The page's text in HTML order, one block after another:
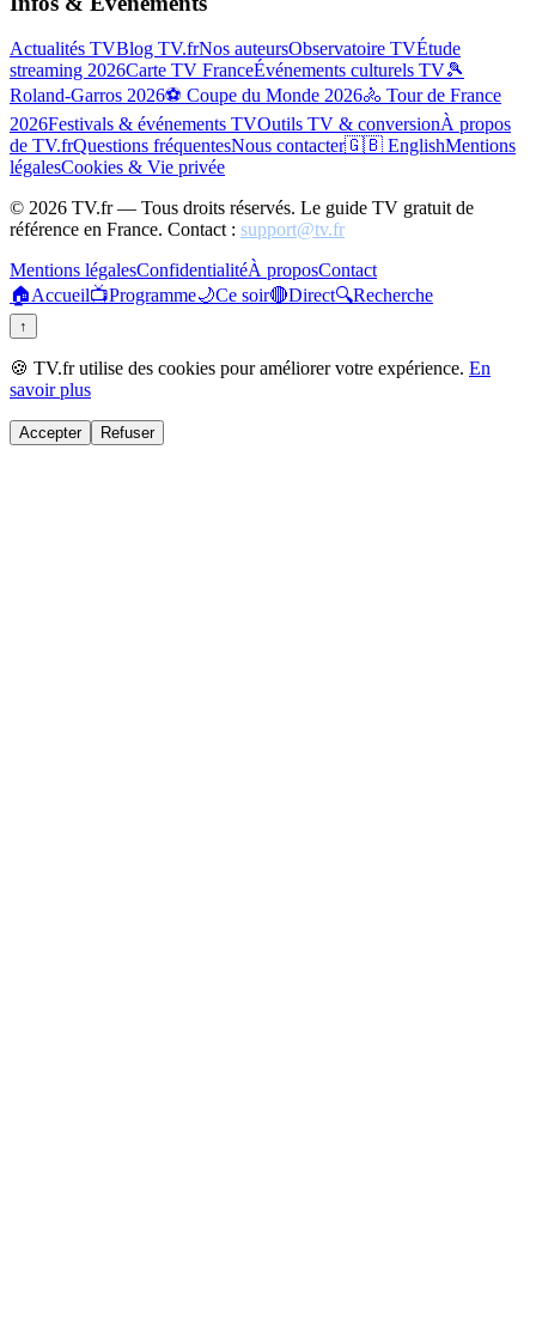
Actualités TVBlog TV.frNos auteursObservatoire TVÉtude
streaming 2026Carte TV FranceÉvénements culturels TV🎾
Roland-Garros 2026⚽ Coupe du Monde 2026🚴 Tour de France
2026Festivals & événements TVOutils TV & conversionÀ propos
de TV.frQuestions fréquentesNous contacter🇬🇧 EnglishMentions
légalesCookies & Vie privée
© 2026 TV.fr — Tous droits réservés. Le guide TV gratuit de
référence en France. Contact : support@tv.fr
Mentions légalesConfidentialitéÀ proposContact
🏠Accueil📺Programme🌙Ce soir🔴Direct🔍Recherche
↑
🍪 TV.fr utilise des cookies pour améliorer votre expérience. En
savoir plus
Accepter Refuser